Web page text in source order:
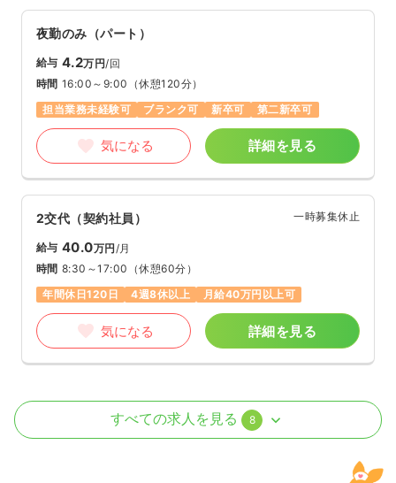
夜勤のみ（パート）
給与 4.2万円/回
時間 16:00～9:00 （休憩120分）
担当業務未経験可
ブランク可 新卒可 第二新卒可
気になる 詳細を見る
2交代（契約社員） 一時募集休止
給与 40.0万円 /月
時間 8:30～17:00 （休憩60分）
年間休日120日
4週8休以上 月給40万円以上可
気になる 詳細を見る
オペ室(手術室)正・准看護師
すべての求人を見る 8